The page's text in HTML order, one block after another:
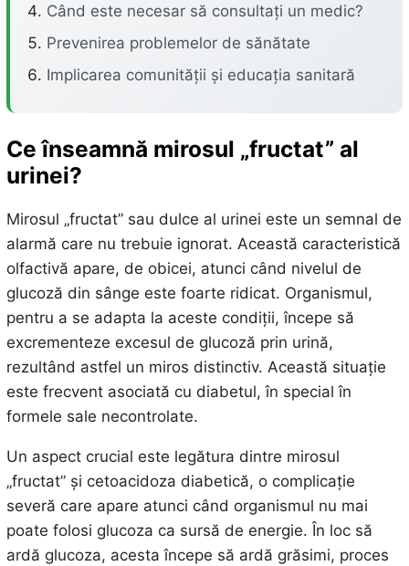
Când este necesar să consultați un medic?
Prevenirea problemelor de sănătate
Implicarea comunității și educația sanitară
Ce înseamnă mirosul „fructat” al
urinei?
Mirosul „fructat” sau dulce al urinei este un semnal de
alarmă care nu trebuie ignorat. Această caracteristică
olfactivă apare, de obicei, atunci când nivelul de
glucoză din sânge este foarte ridicat. Organismul,
pentru a se adapta la aceste condiții, începe să
excrementeze excesul de glucoză prin urină,
rezultând astfel un miros distinctiv. Această situație
este frecvent asociată cu diabetul, în special în
formele sale necontrolate.
Un aspect crucial este legătura dintre mirosul
„fructat” și cetoacidoza diabetică, o complicație
severă care apare atunci când organismul nu mai
poate folosi glucoza ca sursă de energie. În loc să
ardă glucoza, acesta începe să ardă grăsimi, proces